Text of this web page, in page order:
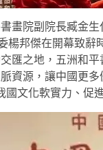
畫院副院長臧金
楊邦傑在開幕致辭
匯之地，五洲和
資源，讓中國更
國文化軟實力、促